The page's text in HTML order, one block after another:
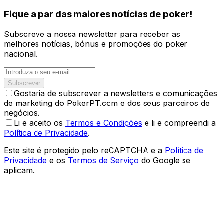
Fique a par das maiores notícias de poker!
Subscreve a nossa newsletter para receber as
melhores notícias, bónus e promoções do poker
nacional.
Subscrever
Gostaria de subscrever a newsletters e comunicações
de marketing do PokerPT.com e dos seus parceiros de
negócios.
Li e aceito os Termos e Condições e li e compreendi a
Política de Privacidade.
Este site é protegido pelo reCAPTCHA e a Política de
Privacidade e os Termos de Serviço do Google se
aplicam.